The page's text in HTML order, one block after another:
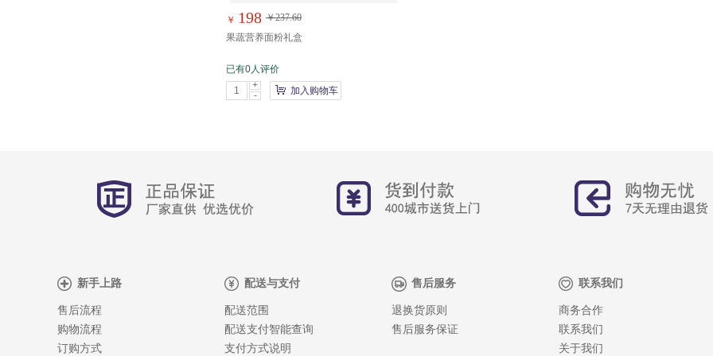
￥ 198 ￥237.60
果蔬营养面粉礼盒
已有0人评价
+
-
加入购物车
新手上路
售后流程
购物流程
订购方式
配送与支付
配送范围
配送支付智能查询
支付方式说明
售后服务
退换货原则
售后服务保证
联系我们
商务合作
联系我们
关于我们